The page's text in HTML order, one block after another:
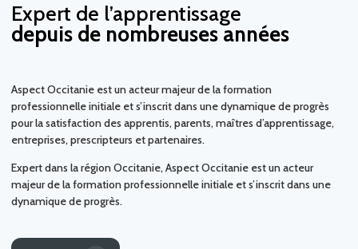
Expert de l’apprentissage
depuis de nombreuses années
Aspect Occitanie est un acteur majeur de la formation
professionnelle initiale et s’inscrit dans une dynamique de progrès
pour la satisfaction des apprentis, parents, maîtres d’apprentissage,
entreprises, prescripteurs et partenaires.
Expert dans la région Occitanie, Aspect Occitanie est un acteur
majeur de la formation professionnelle initiale et s’inscrit dans une
dynamique de progrès.